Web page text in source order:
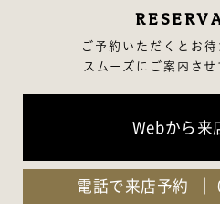
ご予約いただくとお待
スムーズにご案内させ
Webから来
電話で来店予約